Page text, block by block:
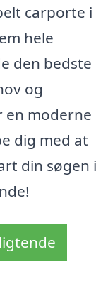
carporte i
hele
den bedste
og
en moderne
dig med at
din søgen i